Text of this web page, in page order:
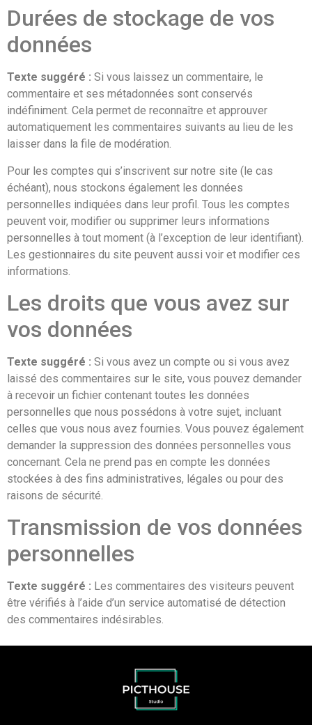
Durées de stockage de vos
données
Texte suggéré : Si vous laissez un commentaire, le
commentaire et ses métadonnées sont conservés
indéfiniment. Cela permet de reconnaître et approuver
automatiquement les commentaires suivants au lieu de les
laisser dans la file de modération.
Pour les comptes qui s’inscrivent sur notre site (le cas
échéant), nous stockons également les données
personnelles indiquées dans leur profil. Tous les comptes
peuvent voir, modifier ou supprimer leurs informations
personnelles à tout moment (à l’exception de leur identifiant).
Les gestionnaires du site peuvent aussi voir et modifier ces
informations.
Les droits que vous avez sur
vos données
Texte suggéré : Si vous avez un compte ou si vous avez
laissé des commentaires sur le site, vous pouvez demander
à recevoir un fichier contenant toutes les données
personnelles que nous possédons à votre sujet, incluant
celles que vous nous avez fournies. Vous pouvez également
demander la suppression des données personnelles vous
concernant. Cela ne prend pas en compte les données
stockées à des fins administratives, légales ou pour des
raisons de sécurité.
Transmission de vos données
personnelles
Texte suggéré : Les commentaires des visiteurs peuvent
être vérifiés à l’aide d’un service automatisé de détection
des commentaires indésirables.